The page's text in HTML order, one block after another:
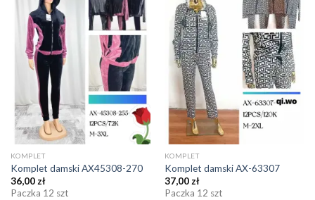
KOMPLET
Komplet damski AX45308-270
36,00 zł
Paczka 12 szt
KOMPLET
Komplet damski AX-63307
37,00 zł
Paczka 12 szt